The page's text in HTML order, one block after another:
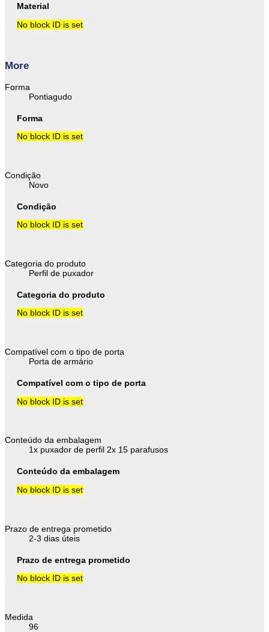
Material
No block ID is set
More
Forma
Pontiagudo
Forma
No block ID is set
Condição
Novo
Condição
No block ID is set
Categoria do produto
Perfil de puxador
Categoria do produto
No block ID is set
Compatível com o tipo de porta
Porta de armário
Compatível com o tipo de porta
No block ID is set
Conteúdo da embalagem
1x puxador de perfil 2x 15 parafusos
Conteúdo da embalagem
No block ID is set
Prazo de entrega prometido
2-3 dias úteis
Prazo de entrega prometido
No block ID is set
Medida
96